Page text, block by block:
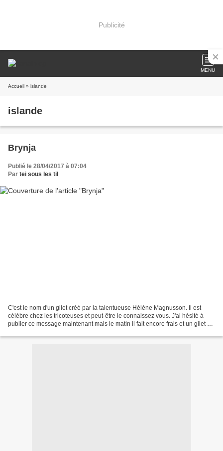
Publicité
MENU
Accueil » islande
islande
Brynja
Publié le 28/04/2017 à 07:04
Par tei sous les til
C'est le nom d'un gilet créé par la talentueuse Hélène Magnusson. Il est
célèbre chez les tricoteuses et peut-être le connaissez vous. J'ai hésité à
publier ce message maintenant mais le matin il fait encore frais et un gilet est